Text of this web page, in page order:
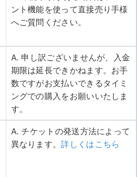
ント機能を使って直接売り手様
へご質問ください。
A. 申し訳ございませんが、入金
期限は延長できかねます。お手
数ですがお支払いできるタイミ
ングでの購入をお願いいたしま
す。
A. チケットの発送方法によって
異なります。詳しくはこちら